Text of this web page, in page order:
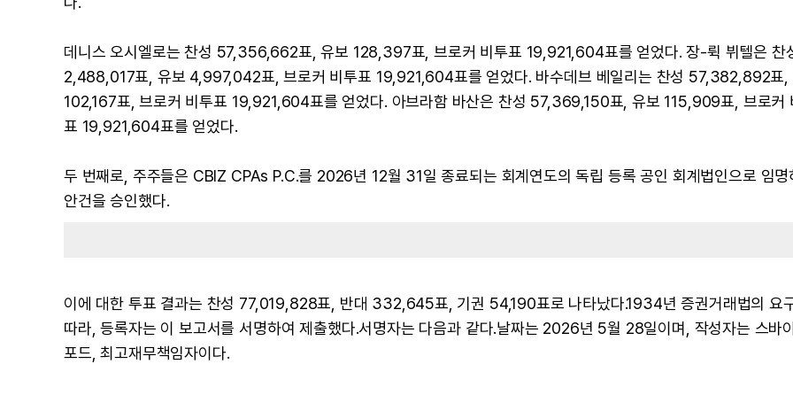
데니스 오시엘로는 찬성 57,356,662표, 유보 128,397표, 브로커 비투표 19,921,604표를 얻었다. 장-뤽 뷔텔은 찬
2,488,017표, 유보 4,997,042표, 브로커 비투표 19,921,604표를 얻었다. 바수데브 베일리는 찬성 57,382,892표,
102,167표, 브로커 비투표 19,921,604표를 얻었다. 아브라함 바산은 찬성 57,369,150표, 유보 115,909표, 브로커
표 19,921,604표를 얻었다.
두 번째로, 주주들은 CBIZ CPAs P.C.를 2026년 12월 31일 종료되는 회계연도의 독립 등록 공인 회계법인으로 임명
안건을 승인했다.
이에 대한 투표 결과는 찬성 77,019,828표, 반대 332,645표, 기권 54,190표로 나타났다.1934년 증권거래법의 요
따라, 등록자는 이 보고서를 서명하여 제출했다.서명자는 다음과 같다.날짜는 2026년 5월 28일이며, 작성자는 스바
포드, 최고재무책임자이다.